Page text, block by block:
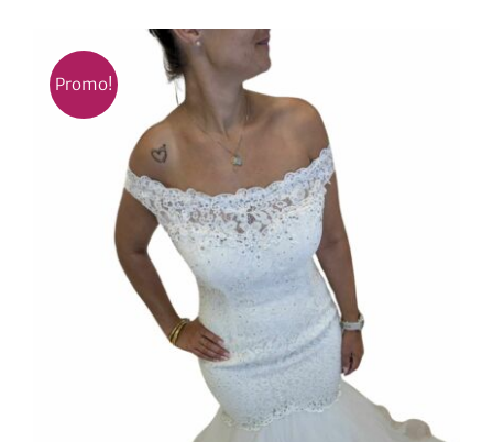
Notre boutique – Notre histoire
Promo!